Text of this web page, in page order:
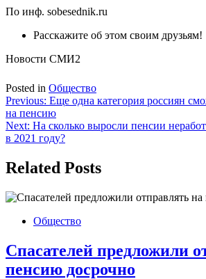
По инф. sobesednik.ru
Расскажите об этом своим друзьям!
Новости СМИ2
Posted in Общество
Навигация
по
записям
Previous: Еще одна категория россиян
на пенсию
Next: На сколько выросли пенсии
в 2021 году?
Related Posts
Общество
Спасателей предложили
пенсию досрочно